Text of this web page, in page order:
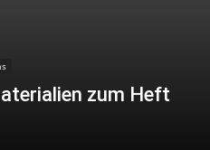
zum Heft